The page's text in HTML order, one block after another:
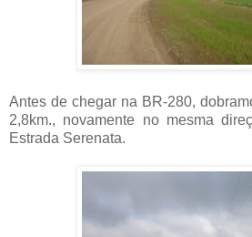
Antes de chegar na BR-280,
2,8km., novamente no mesma
Estrada Serenata.